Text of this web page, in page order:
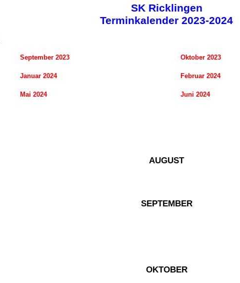
SK Ricklingen
Terminkalender 2023-2024
September 2023 Oktober 2023
Januar 2024 Februar 2024
Mai 2024 Juni 2024
AUGUST
SEPTEMBER
OKTOBER